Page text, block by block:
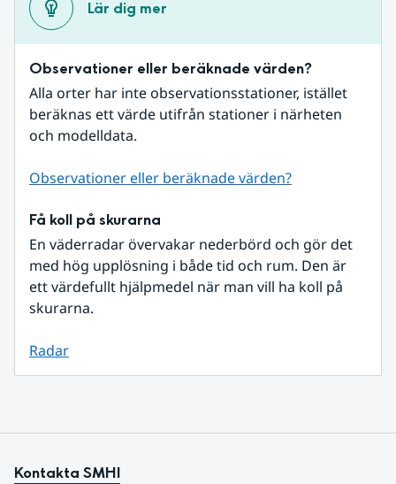
Lär dig mer
Observationer eller beräknade värden?
Alla orter har inte observationsstationer, istället
beräknas ett värde utifrån stationer i närheten
och modelldata.
Observationer eller beräknade värden?
Få koll på skurarna
En väderradar övervakar nederbörd och gör det
med hög upplösning i både tid och rum. Den är
ett värdefullt hjälpmedel när man vill ha koll på
skurarna.
Radar
Kontakta SMHI